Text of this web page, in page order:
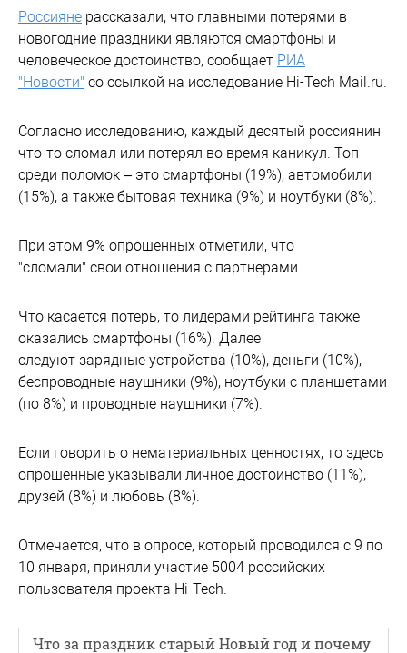
Россияне рассказали, что главными потерями в
новогодние праздники являются смартфоны и
человеческое достоинство, сообщает РИА
"Новости" со ссылкой на исследование Hi-Tech Mail.ru.
Согласно исследованию, каждый десятый россиянин
что-то сломал или потерял во время каникул. Топ
среди поломок – это смартфоны (19%), автомобили
(15%), а также бытовая техника (9%) и ноутбуки (8%).
При этом 9% опрошенных отметили, что
"сломали" свои отношения с партнерами.
Что касается потерь, то лидерами рейтинга также
оказались смартфоны (16%). Далее
следуют зарядные устройства (10%), деньги (10%),
беспроводные наушники (9%), ноутбуки с планшетами
(по 8%) и проводные наушники (7%).
Если говорить о нематериальных ценностях, то здесь
опрошенные указывали личное достоинство (11%),
друзей (8%) и любовь (8%).
Отмечается, что в опросе, который проводился с 9 по
10 января, приняли участие 5004 российских
пользователя проекта Hi-Tech.
Что за праздник старый Новый год и почему